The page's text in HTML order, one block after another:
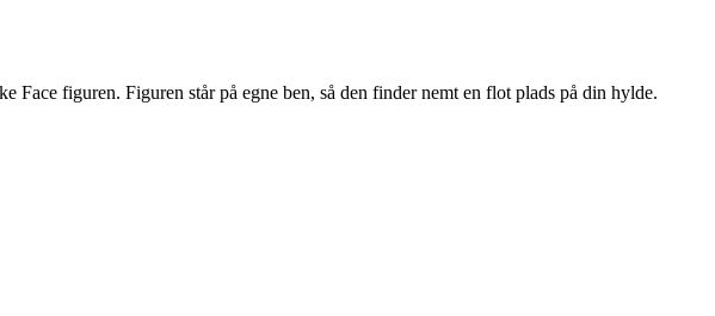
figuren. Figuren står på egne ben, så den finder nemt en flot plads på din hylde.